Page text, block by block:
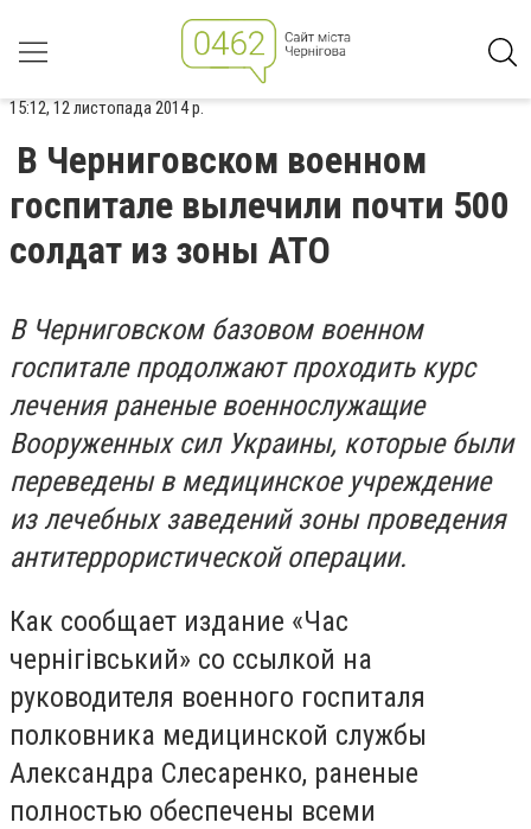
15:12, 12 листопада 2014 р.
В Черниговском военном
госпитале вылечили почти 500
солдат из зоны АТО
ВЧерниговском базовом военном
госпитале продолжают проходить курс
лечения раненые военнослужащие
Вооруженных сил Украины, которые были
переведены в медицинское учреждение
из лечебных заведений зоны проведения
антитеррористической операции.
Как сообщает издание «Час
чернігівський» со ссылкой на
руководителя военного госпиталя
полковника медицинской службы
Александра Слесаренко, раненые
полностью обеспечены всеми